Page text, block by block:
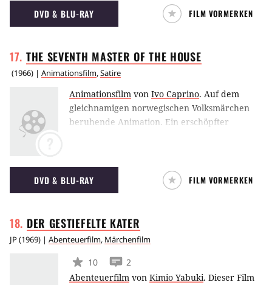
DVD & BLU-RAY FILM VORMERKEN
THE SEVENTH MASTER OF THE HOUSE
(1966) | Animationsfilm,Satire
Animationsfilm von Ivo Caprino. Auf dem
gleichnamigen norwegischen Volksmärchen
beruhende Animation. Ein erschöpfter
Familienältesten, bitten. Doch wen er auch
fragt, er wird immer an einen noch älteren
DVD & BLU-RAY FILM VORMERKEN
DER GESTIEFELTE KATER
JP(1969) | Abenteuerfilm, Märchenfilm
10
2
Abenteuerfilm von Kimio Yabuki. Dieser Film